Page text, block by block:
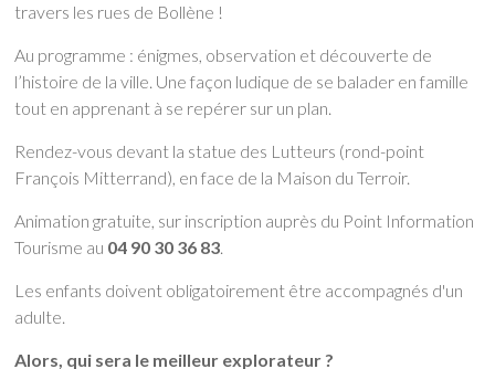
travers les rues de Bollène !
Au programme : énigmes, observation et découverte de
l’histoire de la ville. Une façon ludique de se balader en famille
tout en apprenant à se repérer sur un plan.
Rendez-vous devant la statue des Lutteurs (rond-point
François Mitterrand), en face de la Maison du Terroir.
Animation gratuite, sur inscription auprès du Point Information
Tourisme au 04 90 30 36 83.
Les enfants doivent obligatoirement être accompagnés d'un
adulte.
Alors, qui sera le meilleur explorateur ?